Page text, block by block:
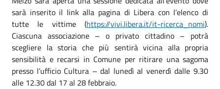
sarà inserito il link alla pagina di Libera con l’elenco di
tutte le vittime (https://vivi.libera.it/it-ricerca_nomi).
Ciascuna associazione – o privato cittadino – potrà
scegliere la storia che più sentirà vicina alla propria
sensibilità e recarsi in Comune per ritirare una sagoma
presso l’ufficio Cultura – dal lunedì al venerdì dalle 9.30
alle 12.30 dal 17 al 28 febbraio.